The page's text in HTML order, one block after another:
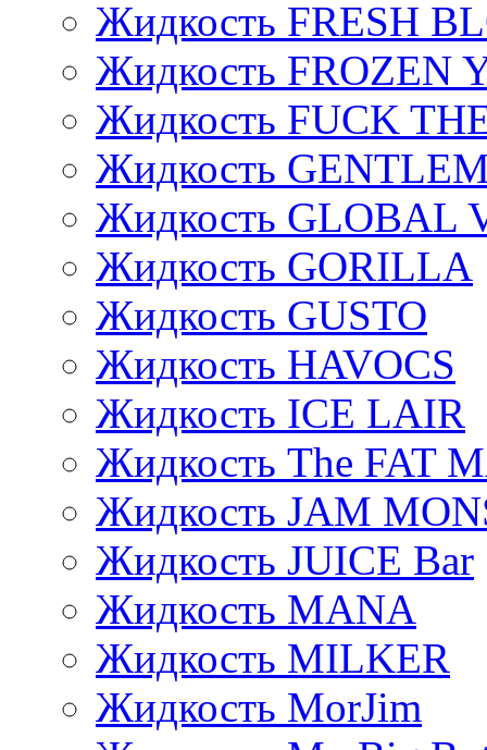
Жидкость FRESH
Жидкость FROZEN
Жидкость FUCK
Жидкость
Жидкость GLOBAL
Жидкость GORILLA
Жидкость GUSTO
Жидкость HAVOCS
Жидкость ICE LAIR
Жидкость The FAT
Жидкость JAM
Жидкость JUICE Bar
Жидкость MANA
Жидкость MILKER
Жидкость MorJim